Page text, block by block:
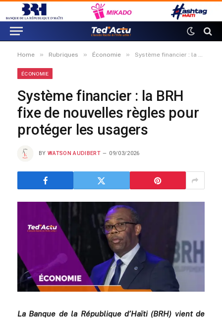
Home » Rubriques » Économie » Système financier : la BRH fixe de nouvelles règles pour protéger les usagers
ÉCONOMIE
Système financier : la BRH
fixe de nouvelles règles pour
protéger les usagers
BY WATSON AUDIBERT 09/03/2026
La Banque de la République d’Haïti (BRH) vient de